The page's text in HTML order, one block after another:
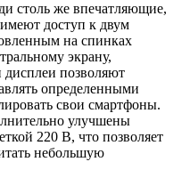
столь же впечатляющие,
доступ к двум
на спинках
экрану,
позволяют
определенными
свои смартфоны.
улучшены
220 В, что позволяет
небольшую